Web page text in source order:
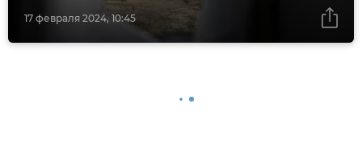
17 февраля 2024, 10:45